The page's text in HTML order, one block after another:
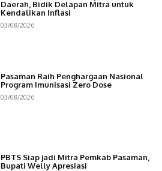
Daerah, Bidik Delapan Mitra untuk
Kendalikan Inflasi
03/08/2026
Pasaman Raih Penghargaan Nasional
Program Imunisasi Zero Dose
03/08/2026
PBTS Siap jadi Mitra Pemkab Pasaman,
Bupati Welly Apresiasi